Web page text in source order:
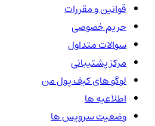
قوانین و مقررات
حریم خصوصی
سوالات متداول
مرکز پشتیبانی
لوگو های کیف پول من
اطلاعیه ها
وضعیت سرویس ها